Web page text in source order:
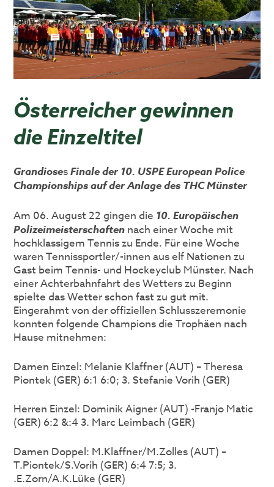
Österreicher gewinnen
die Einzeltitel
GrandiosesFinale der 10. USPE European Police
Championships auf der Anlage des THC Münster
Am 06. August 22 gingen die 10. Europäischen
Polizeimeisterschaften nach einer Woche mit
hochklassigem Tennis zu Ende. Für eine Woche
waren Tennissportler/-innen aus elf Nationen zu
Gast beim Tennis- und Hockeyclub Münster. Nach
einer Achterbahnfahrt des Wetters zu Beginn
spielte das Wetter schon fast zu gut mit.
Eingerahmt von der offiziellen Schlusszeremonie
konnten folgende Champions die Trophäen nach
Hause mitnehmen:
Damen Einzel: Melanie Klaffner (AUT) – Theresa
Piontek (GER) 6:1 6:0; 3. Stefanie Vorih (GER)
Herren Einzel: Dominik Aigner (AUT) -Franjo Matic
(GER) 6:2 &:4 3. Marc Leimbach (GER)
Damen Doppel: M.Klaffner/M.Zolles (AUT) –
T.Piontek/S.Vorih (GER) 6:4 7:5; 3.
.E.Zorn/A.K.Lüke (GER)